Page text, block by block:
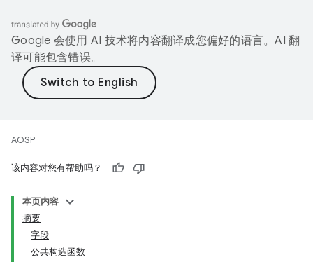
Google 会使用 AI 技术将内容翻译成您偏好的语言。AI 翻
译可能包含错误。
AOSP
该内容对您有帮助吗？
本页内容
摘要
字段
公共构造函数